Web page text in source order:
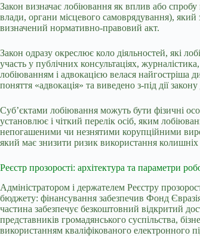
Закон визначає лобіювання як вплив або спробу
влади, органи місцевого самоврядування), який
визначений нормативно-правовий акт.
Закон одразу окреслює коло діяльностей, які
участь у публічних консультаціях,
лобіюванням і адвокацією велася найгостріша
поняття «адвокація» та виведено з-під дії
Суб’єктами лобіювання можуть бути фізичні
установлює і чіткий перелік осіб, яким
непогашеними чи незнятими корупційними
який має знизити ризик використання колишніх
Реєстр прозорості: архітектура та параметри
Адміністратором і держателем Реєстру
бюджету: фінансування забезпечив Фонд
частина забезпечує безкоштовний відкритий
представників громадянського суспільства,
використанням кваліфікованого